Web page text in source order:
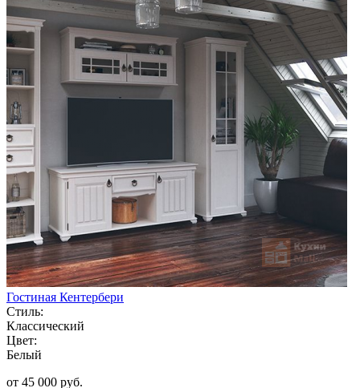
Гостиная Кентербери
Стиль:
Классический
Цвет:
Белый
от 45 000 руб.